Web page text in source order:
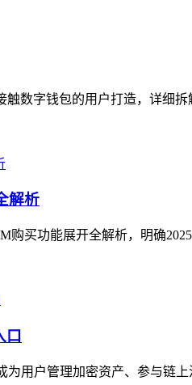
数字钱包的用户打造，详细
解析
购买功能展开全解析，明确
口
用户管理加密资产、参与链